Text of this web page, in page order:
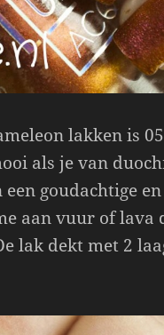
lakken is
als je van
goudachtige
aan vuur of lava
lak dekt met 2